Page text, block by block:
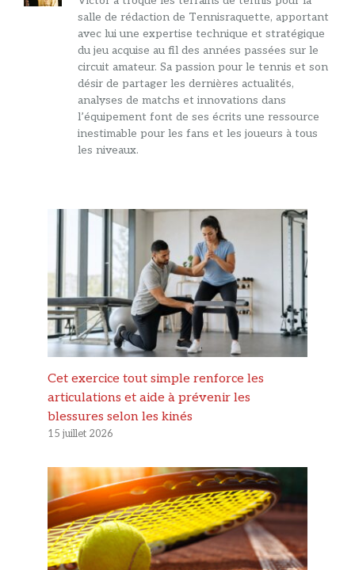
salle de rédaction de Tennisraquette, apportant
avec lui une expertise technique et stratégique
du jeu acquise au fil des années passées sur le
circuit amateur. Sa passion pour le tennis et son
désir de partager les dernières actualités,
analyses de matchs et innovations dans
l’équipement font de ses écrits une ressource
inestimable pour les fans et les joueurs à tous
les niveaux.
Cet exercice tout simple renforce les
articulations et aide à prévenir les
blessures selon les kinés
15 juillet 2026